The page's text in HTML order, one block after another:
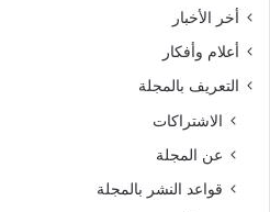
أخر الأخبار
أعلام وأفكار
التعريف بالمجلة
الاشتراكات
عن المجلة
قواعد النشر بالمجلة